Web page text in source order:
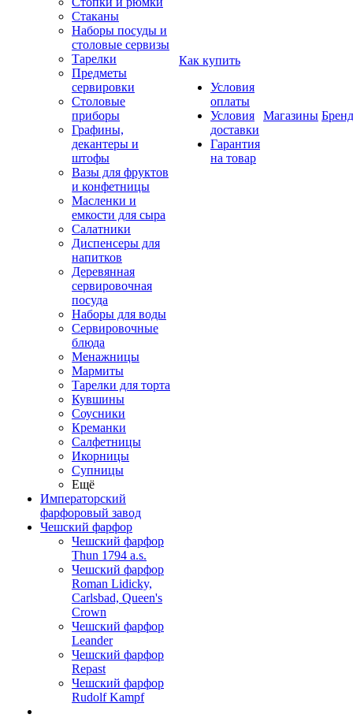
Стаканы
Наборы посуды и
столовые сервизы
Тарелки
Предметы
сервировки
Столовые
приборы
Графины,
декантеры и
штофы
Вазы для фруктов
и конфетницы
Масленки и
емкости для сыра
Салатники
Диспенсеры для
напитков
Деревянная
сервировочная
посуда
Наборы для воды
Сервировочные
блюда
Менажницы
Мармиты
Тарелки для торта
Кувшины
Соусники
Креманки
Салфетницы
Икорницы
Супницы
Ещё
Императорский
фарфоровый завод
Чешский фарфор
Чешский фарфор
Thun 1794 a.s.
Чешский фарфор
Roman Lidicky,
Carlsbad, Queen's
Crown
Чешский фарфор
Leander
Чешский фарфор
Repast
Чешский фарфор
Rudolf Kampf
Как купить
Условия
оплаты
Условия
доставки
Гарантия
на товар
Магазины